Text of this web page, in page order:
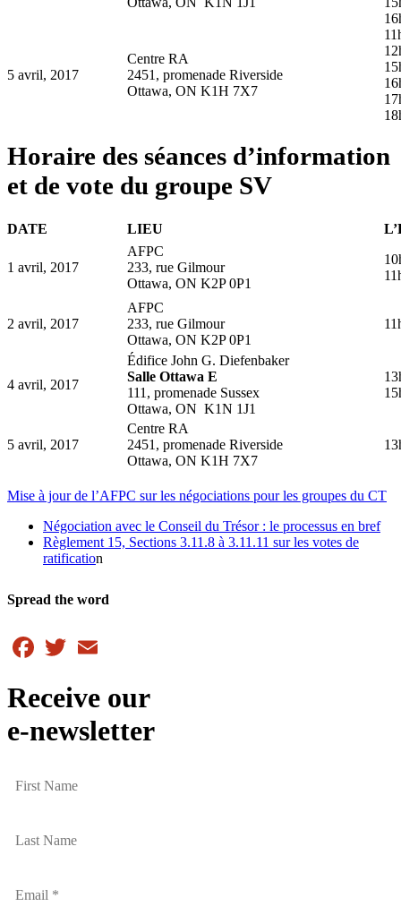
5 avril, 2017
Centre RA
2451, promenade Riverside
Ottawa, ON K1H 7X7
Horaire des séances d’information
et de vote du groupe SV
DATE LIEU
1 avril, 2017
AFPC
233, rue Gilmour
Ottawa, ON K2P 0P1
2 avril, 2017
AFPC
233, rue Gilmour
Ottawa, ON K2P 0P1
4 avril, 2017
Édifice John G. Diefenbaker
Salle Ottawa E
111, promenade Sussex
Ottawa, ON K1N 1J1
5 avril, 2017
Centre RA
2451, promenade Riverside
Ottawa, ON K1H 7X7
Mise à jour de l’AFPC sur les négociations pour les groupes du CT
Négociation avec le Conseil du Trésor : le processus en bref
Règlement 15, Sections 3.11.8 à 3.11.11 sur les votes de
ratification
Spread the word
Facebook
Twitter
Receive our
e-newsletter